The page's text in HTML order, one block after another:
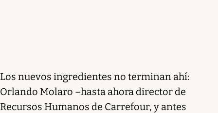
Los nuevos ingredientes no terminan ahí:
Orlando Molaro –hasta ahora director de
Recursos Humanos de Carrefour, y antes